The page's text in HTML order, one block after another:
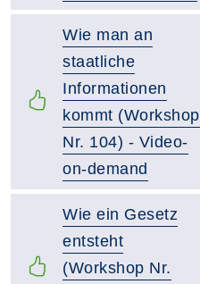
Wie man an
staatliche
Informationen
kommt (Workshop
Nr. 104) - Video-
on-demand
Wie ein Gesetz
entsteht
(Workshop Nr.